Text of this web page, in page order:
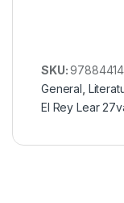
SKU:
General
El Rey Lear